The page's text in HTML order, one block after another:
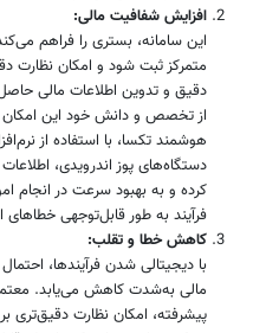
افزایش شفافیت مالی:
این سامانه، بستری را فراهم
متمرکز ثبت شود و امکان نظارت
دقیق و تدوین اطلاعات مالی
از تخصص و دانش خود این امکان
هوشمند تکسا، با استفاده از
دستگاه‌های پوز اندرویدی،
کرده و به بهبود سرعت در انجام
فرآیند به طور قابل‌توجهی
کاهش خطا و تقلب:
با دیجیتالی شدن فرآیندها،
مالی به‌شدت کاهش می‌یابد. معتمد
پیشرفته، امکان نظارت دقیق‌تری